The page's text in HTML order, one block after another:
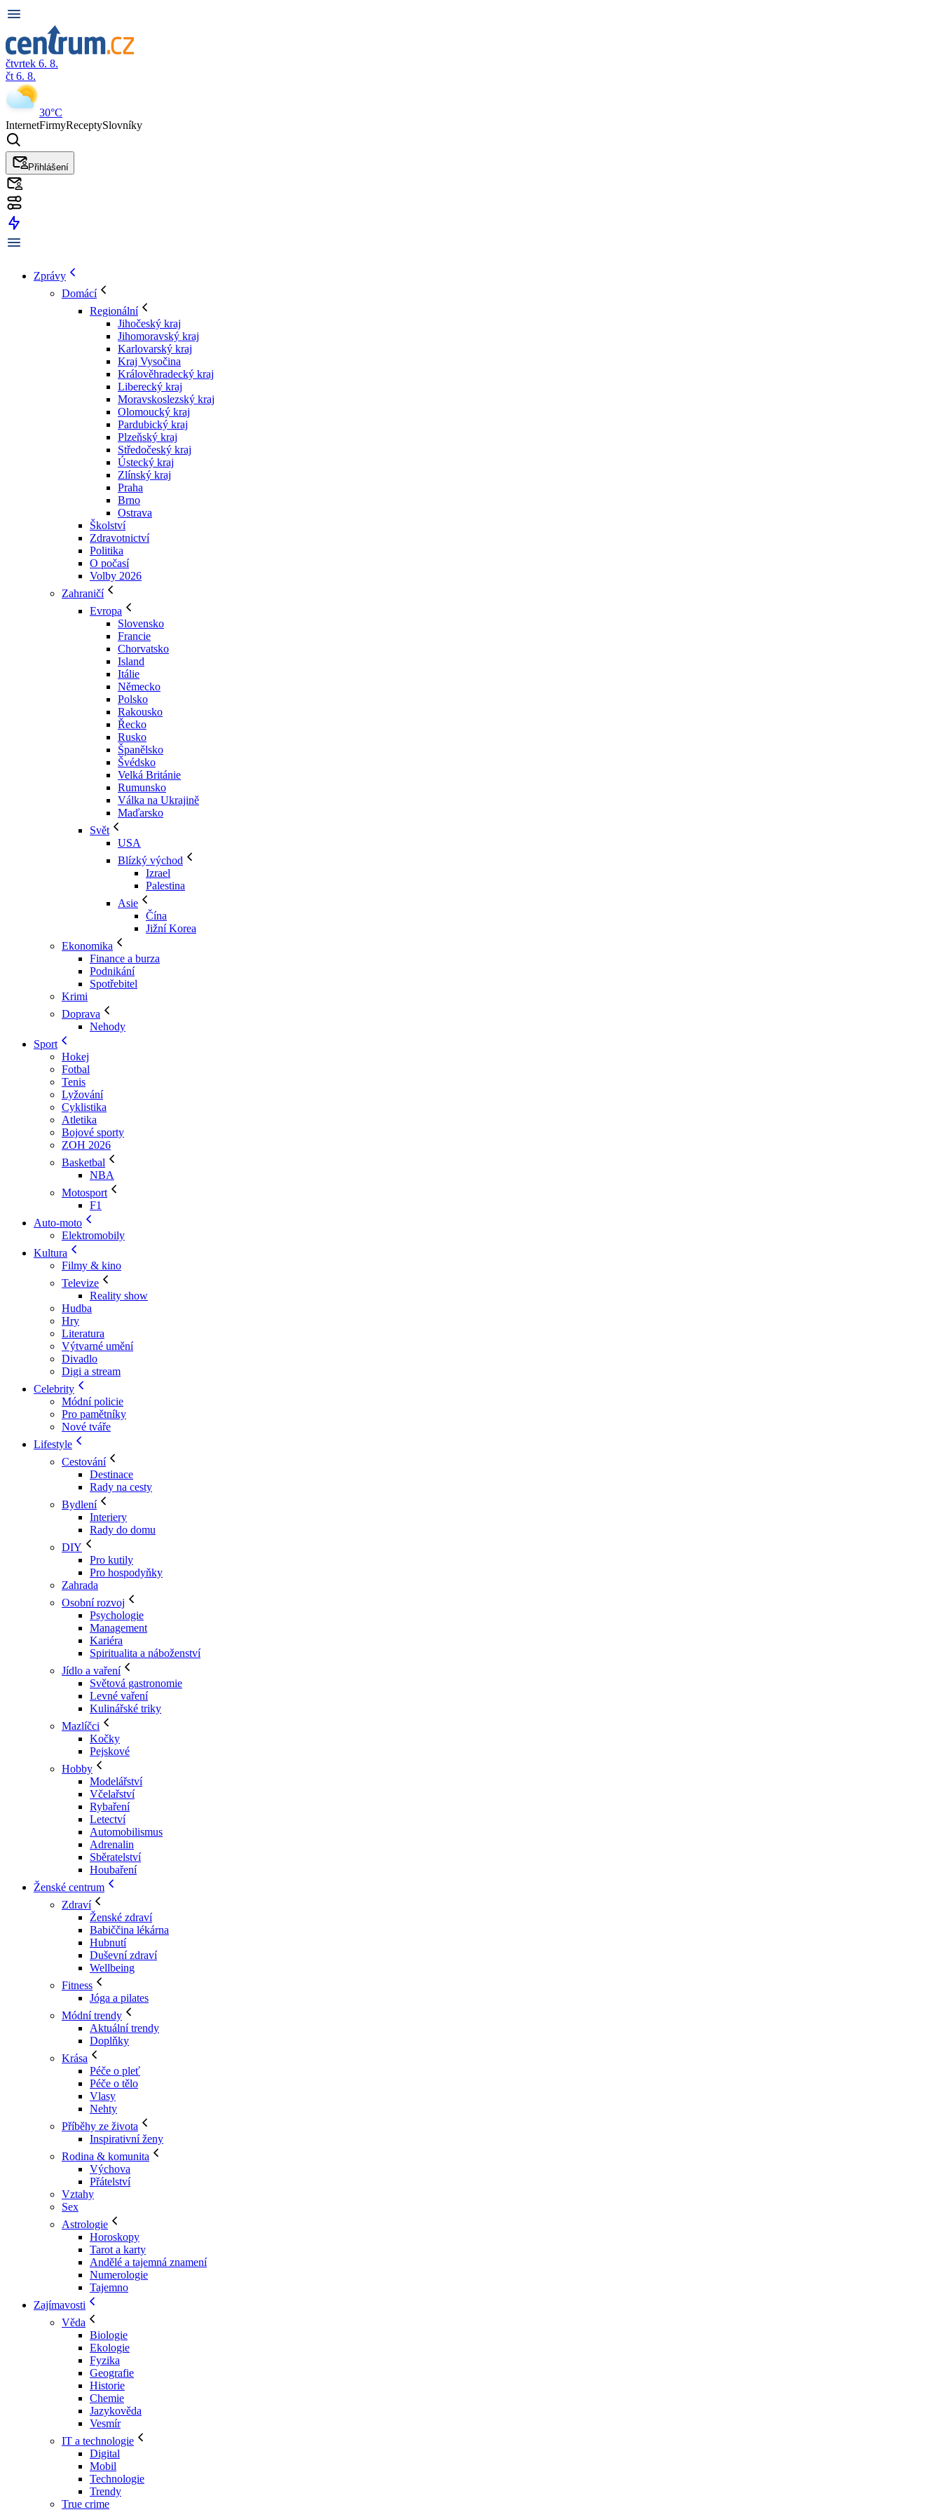
čtvrtek 6. 8.
čt 6. 8.
30°C
InternetFirmyReceptySlovníky
Přihlášení
Zprávy
Domácí
Regionální
Jihočeský kraj
Jihomoravský kraj
Karlovarský kraj
Kraj Vysočina
Králověhradecký kraj
Liberecký kraj
Moravskoslezský kraj
Olomoucký kraj
Pardubický kraj
Plzeňský kraj
Středočeský kraj
Ústecký kraj
Zlínský kraj
Praha
Brno
Ostrava
Školství
Zdravotnictví
Politika
O počasí
Volby 2026
Zahraničí
Evropa
Slovensko
Francie
Chorvatsko
Island
Itálie
Německo
Polsko
Rakousko
Řecko
Rusko
Španělsko
Švédsko
Velká Británie
Rumunsko
Válka na Ukrajině
Maďarsko
Svět
USA
Blízký východ
Izrael
Palestina
Asie
Čína
Jižní Korea
Ekonomika
Finance a burza
Podnikání
Spotřebitel
Krimi
Doprava
Nehody
Sport
Hokej
Fotbal
Tenis
Lyžování
Cyklistika
Atletika
Bojové sporty
ZOH 2026
Basketbal
NBA
Motosport
F1
Auto-moto
Elektromobily
Kultura
Filmy & kino
Televize
Reality show
Hudba
Hry
Literatura
Výtvarné umění
Divadlo
Digi a stream
Celebrity
Módní policie
Pro pamětníky
Nové tváře
Lifestyle
Cestování
Destinace
Rady na cesty
Bydlení
Interiery
Rady do domu
DIY
Pro kutily
Pro hospodyňky
Zahrada
Osobní rozvoj
Psychologie
Management
Kariéra
Spiritualita a náboženství
Jídlo a vaření
Světová gastronomie
Levné vaření
Kulinářské triky
Mazlíčci
Kočky
Pejskové
Hobby
Modelářství
Včelařství
Rybaření
Letectví
Automobilismus
Adrenalin
Sběratelství
Houbaření
Ženské centrum
Zdraví
Ženské zdraví
Babiččina lékárna
Hubnutí
Duševní zdraví
Wellbeing
Fitness
Jóga a pilates
Módní trendy
Aktuální trendy
Doplňky
Krása
Péče o pleť
Péče o tělo
Vlasy
Nehty
Příběhy ze života
Inspirativní ženy
Rodina & komunita
Výchova
Přátelství
Vztahy
Sex
Astrologie
Horoskopy
Tarot a karty
Andělé a tajemná znamení
Numerologie
Tajemno
Zajímavosti
Věda
Biologie
Ekologie
Fyzika
Geografie
Historie
Chemie
Jazykověda
Vesmír
IT a technologie
Digital
Mobil
Technologie
Trendy
True crime